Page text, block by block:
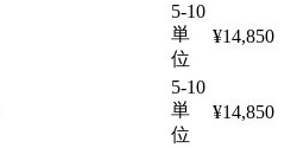
5-10
単
位
¥14,850
5-10
単
位
¥14,850